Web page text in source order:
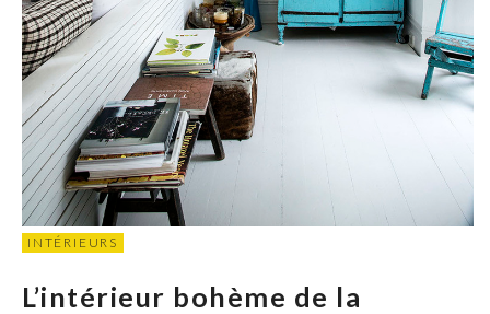
INTÉRIEURS
L’intérieur bohème de la